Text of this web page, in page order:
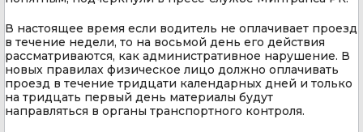
В настоящее время если водитель не оплачивает проезд
в течение недели, то на восьмой день его действия
рассматриваются, как административное нарушение. В
новых правилах физическое лицо должно оплачивать
проезд в течение тридцати календарных дней и только
на тридцать первый день материалы будут
направляться в органы транспортного контроля.